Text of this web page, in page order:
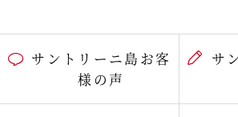
サントリーニ島お客
様の声
サ